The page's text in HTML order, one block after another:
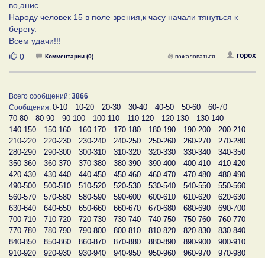
во,анис.
Народу человек 15 в поле зрения,к часу начали тянуться к
берегу.
Всем удачи!!!
Нравится
0 Комментарии (0) горох
пожаловаться
Всего сообщений: 3866
Сообщения: 0-10 10-20 20-30 30-40 40-50 50-60
60-70
70-80
80-90 90-100 100-110 110-120 120-130
130-140
140-150
150-160 160-170 170-180 180-190 190-200
200-210
210-220
220-230 230-240 240-250 250-260 260-270
270-280
280-290
290-300 300-310 310-320 320-330 330-340
340-350
350-360
360-370 370-380 380-390 390-400 400-410
410-420
420-430
430-440 440-450 450-460 460-470 470-480
480-490
490-500
500-510 510-520 520-530 530-540 540-550
550-560
560-570
570-580 580-590 590-600 600-610 610-620
620-630
630-640
640-650 650-660 660-670 670-680 680-690
690-700
700-710
710-720 720-730 730-740 740-750 750-760
760-770
770-780
780-790 790-800 800-810 810-820 820-830
830-840
840-850
850-860 860-870 870-880 880-890 890-900
900-910
910-920
920-930 930-940 940-950 950-960 960-970
970-980